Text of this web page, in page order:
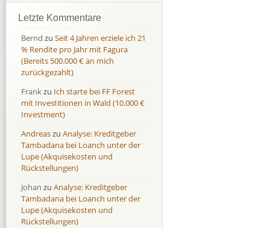
Bondora
Finbee
43,2%
Finbee (CZK)
0,0 %
HeavyFinance
IUVO Group
-32,2 %
Lenndy
-314,6 %
Moncera
8,0 %
Monestro
9,1 %
Neo Finance
Omaraha
16,4 %
Bondora
Finbee
35,2%
Finbee (CZK)
0,0 %
HeavyFinance
IUVO Group
-55,0 %
Lenndy
146,5 %
Moncera
11,1 %
Monestro
>1000%
Neo Finance
Omaraha
18,0 %
Letzte Kommentare
Bernd zu Seit 4 Jahren erziele ich 21
% Rendite pro Jahr mit Fagura
(Bereits 500.000 € an mich
zurückgezahlt)
Frankzu Ich starte bei FF Forest
mit Investitionen in Wald (10.000 €
Investment)
Andreaszu Analyse: Kreditgeber
Tambadana bei Loanch unter der
Lupe (Akquisekosten und
Rückstellungen)
Johan zu Analyse: Kreditgeber
Tambadana bei Loanch unter der
Lupe (Akquisekosten und
Rückstellungen)